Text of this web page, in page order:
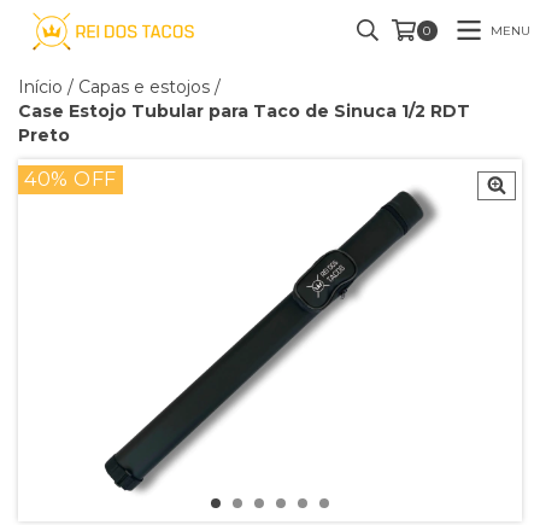
0 MENU
Início / Capas e estojos /
Case Estojo Tubular para Taco de Sinuca 1/2 RDT
Preto
40% OFF